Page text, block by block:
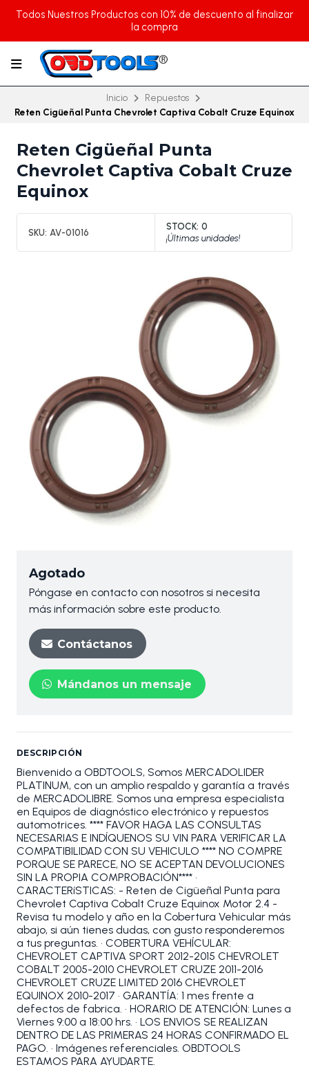
Todos Nuestros Productos con 10% de descuento al finalizar
la compra
Inicio
Repuestos
Reten Cigüeñal Punta Chevrolet Captiva Cobalt Cruze Equinox
Reten Cigüeñal Punta
Chevrolet Captiva Cobalt Cruze
Equinox
SKU: AV-01016
STOCK: 0
¡Últimas unidades!
Agotado
Póngase en contacto con nosotros si necesita
más información sobre este producto.
Contáctanos
Mándanos un mensaje
DESCRIPCIÓN
Bienvenido a OBDTOOLS, Somos MERCADOLIDER
PLATINUM, con un amplio respaldo y garantía a través
de MERCADOLIBRE. Somos una empresa especialista
en Equipos de diagnóstico electrónico y repuestos
automotrices. **** FAVOR HAGA LAS CONSULTAS
NECESARIAS E INDÍQUENOS SU VIN PARA VERIFICAR LA
COMPATIBILIDAD CON SU VEHICULO **** NO COMPRE
PORQUE SE PARECE, NO SE ACEPTAN DEVOLUCIONES
SIN LA PROPIA COMPROBACIÓN**** •
CARACTERíSTICAS: - Reten de Cigüeñal Punta para
Chevrolet Captiva Cobalt Cruze Equinox Motor 2.4 -
Revisa tu modelo y año en la Cobertura Vehicular más
abajo, si aún tienes dudas, con gusto responderemos
a tus preguntas. • COBERTURA VEHÍCULAR:
CHEVROLET CAPTIVA SPORT 2012-2015 CHEVROLET
COBALT 2005-2010 CHEVROLET CRUZE 2011-2016
CHEVROLET CRUZE LIMITED 2016 CHEVROLET
EQUINOX 2010-2017 • GARANTÍA: 1 mes frente a
defectos de fabrica. • HORARIO DE ATENCIÓN: Lunes a
Viernes 9:00 a 18:00 hrs. • LOS ENVIOS SE REALIZAN
DENTRO DE LAS PRIMERAS 24 HORAS CONFIRMADO EL
PAGO. • Imágenes referenciales. OBDTOOLS
ESTAMOS PARA AYUDARTE.